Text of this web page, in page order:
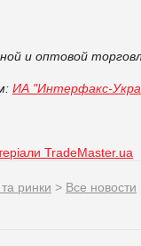
и оптовой
ИА "Интерфакс-
TradeMaster.ua
ринки > Все новости